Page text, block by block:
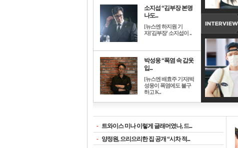
소지섭 “김부장 본명
나도...
[뉴스엔 하지원 기
자]'김부장' 소지섭이 ..
박성웅 “폭염 속 갑옷
입...
[뉴스엔 배효주 기자]박
성웅이 폭염에도 불구
하고 K..
- 트와이스 미나 이렇게 글래머였나, 드...
- 양정원, 으리으리한 집 공개 “시차 적...